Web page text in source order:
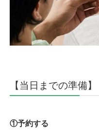
【 当日までの準備】
①予約する